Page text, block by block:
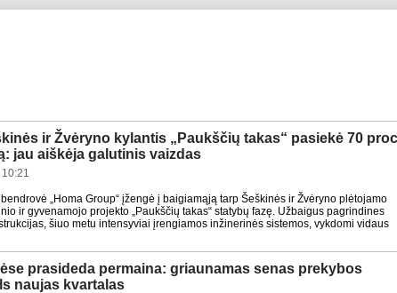
ir Žvėryno kylantis „Paukščių takas“ pasiekė 70
jau aiškėja galutinis vaizdas
bendrovė „Homa Group“ įžengė į baigiamąją tarp Šeškinės ir Žvėryno plėtojamo
ir gyvenamojo projekto „Paukščių takas“ statybų fazę. Užbaigus pagrindines
šiuo metu intensyviai įrengiamos inžinerinės sistemos, vykdomi vidaus
prasideda permaina: griaunamas senas prekybos
naujas kvartalas